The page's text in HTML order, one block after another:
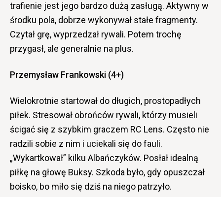
trafienie jest jego bardzo dużą zasługą. Aktywny w
środku pola, dobrze wykonywał stałe fragmenty.
Czytał grę, wyprzedzał rywali. Potem trochę
przygasł, ale generalnie na plus.
Przemysław Frankowski (4+)
Wielokrotnie startował do długich, prostopadłych
piłek. Stresował obrońców rywali, którzy musieli
ścigać się z szybkim graczem RC Lens. Często nie
radzili sobie z nim i uciekali się do fauli.
„Wykartkował” kilku Albańczyków. Posłał idealną
piłkę na głowę Buksy. Szkoda było, gdy opuszczał
boisko, bo miło się dziś na niego patrzyło.